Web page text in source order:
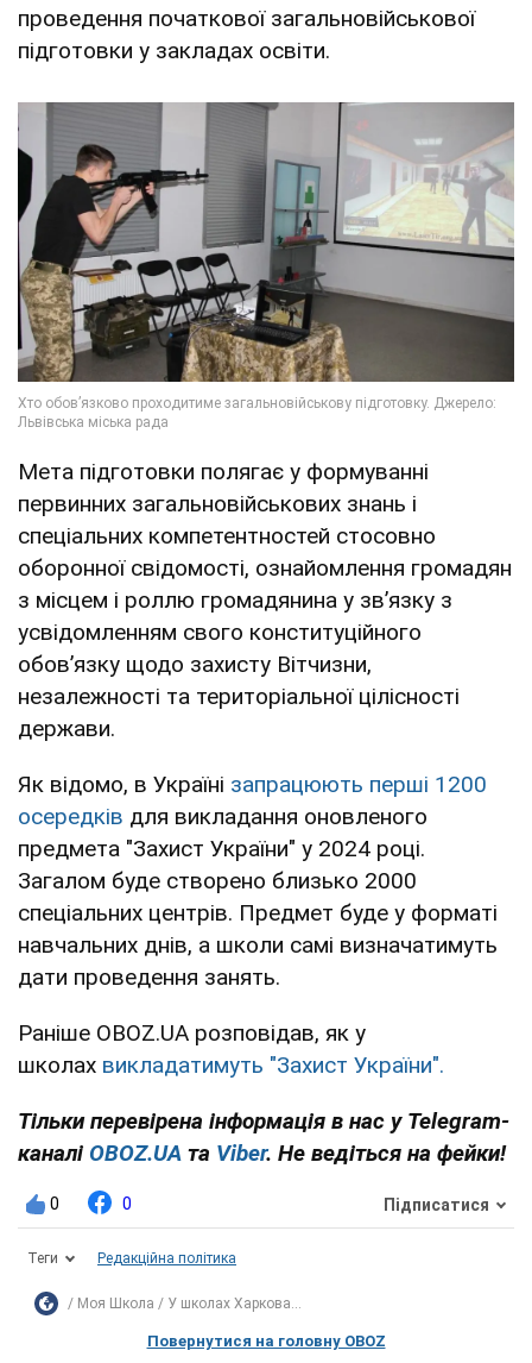
проведення початкової загальновійськової
підготовки у закладах освіти.
Мета підготовки полягає у формуванні
первинних загальновійськових знань і
спеціальних компетентностей стосовно
оборонної свідомості, ознайомлення громадян
з місцем і роллю громадянина у зв’язку з
усвідомленням свого конституційного
обов’язку щодо захисту Вітчизни,
незалежності та територіальної цілісності
держави.
Як відомо, в Україні запрацюють перші 1200
осередків для викладання оновленого
предмета "Захист України" у 2024 році.
Загалом буде створено близько 2000
спеціальних центрів. Предмет буде у форматі
навчальних днів, а школи самі визначатимуть
дати проведення занять.
Раніше OBOZ.UA розповідав, як у
школах викладатимуть "Захист України".
Тільки перевірена інформація в нас у Telegram-
каналі OBOZ.UA та Viber. Не ведіться на фейки!
0 0 Підписатися
Теги Редакційна політика
Моя Школа У школах Харкова...
Повернутися на головну OBOZ